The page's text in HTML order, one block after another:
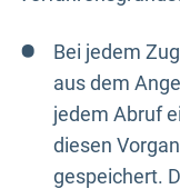
Bei jedem
aus dem
jedem Abruf
diesen
gespeichert.